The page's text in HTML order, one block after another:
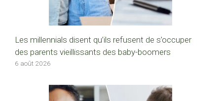
Les millennials disent qu’ils refusent de s’occuper
des parents vieillissants des baby-boomers
6 août 2026